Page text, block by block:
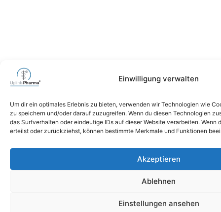
Einwilligung verwalten
Um dir ein optimales Erlebnis zu bieten, verwenden wir Technologien wie
zu speichern und/oder darauf zuzugreifen. Wenn du diesen Technologien
das Surfverhalten oder eindeutige IDs auf dieser Website verarbeiten. Wenn
erteilst oder zurückziehst, können bestimmte Merkmale und Funktionen
Akzeptieren
Ablehnen
Einstellungen ansehen